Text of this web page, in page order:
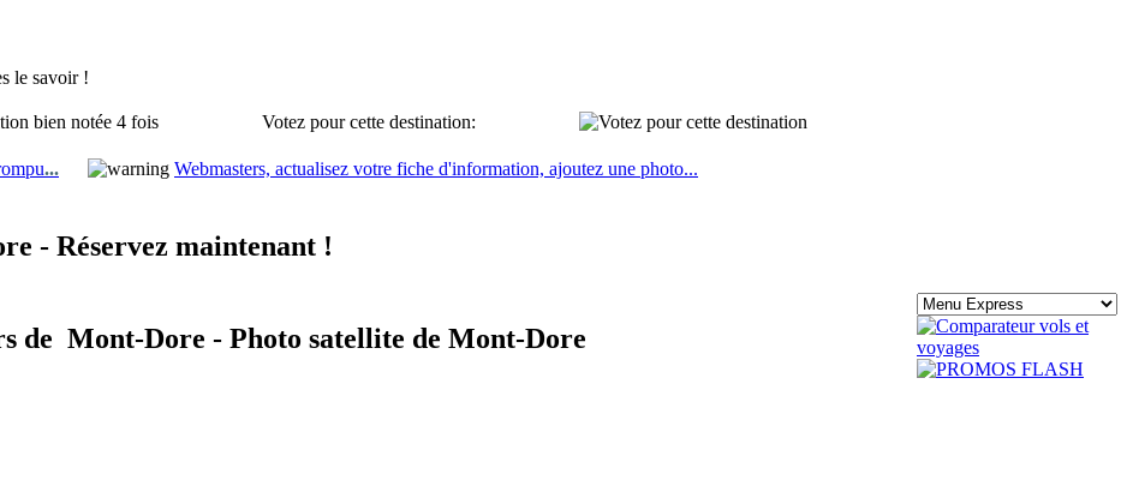
le savoir !
bien notée 4 fois Votez pour cette destination:
... Webmasters, actualisez votre fiche d'information, ajoutez une photo...
- Réservez maintenant !
de Mont-Dore - Photo satellite de Mont-Dore